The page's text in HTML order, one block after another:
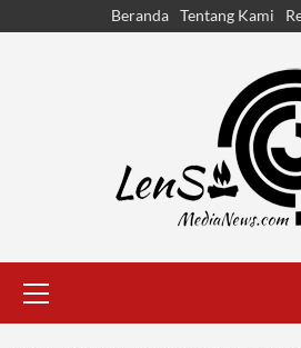
Beranda Tentang Kami
Menu